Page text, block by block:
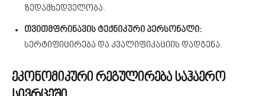
ზედამხედველობა.
თვითმფრინავის ტექნიკური პერსონალი:
სერტიფიცირება და კვალიფიკაციის დადგენა.
ეკონომიკური რეგულირება საჰაერო